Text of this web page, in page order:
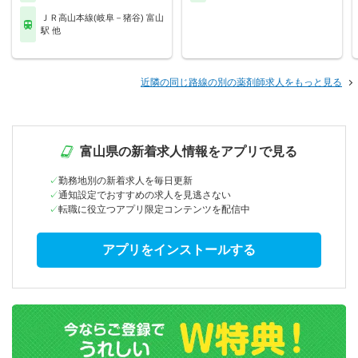
ＪＲ高山本線(岐阜－猪谷) 富山
駅 他
近隣の同じ路線の別の薬剤師求人をもっと見る
富山県の新着求人情報をアプリで見る
勤務地別の新着求人を毎日更新
通知設定でおすすめの求人を見逃さない
転職に役立つアプリ限定コンテンツを配信中
アプリをインストールする